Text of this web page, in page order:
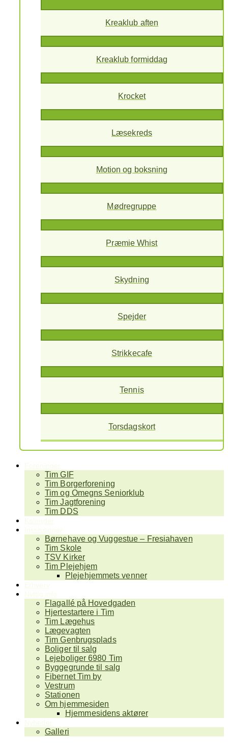
Kreaklub aften
Kreaklub formiddag
Krocket
Læsekreds
Motion og boksning
Mødregruppe
Præmie Whist
Skydning
Spejder
Strikkecafe
Tennis
Torsdagskort
Tim GIF
Tim Borgerforening
Tim og Omegns Seniorklub
Tim Jagtforening
Tim DDS
Børnehave og Vuggestue – Fresiahaven
Tim Skole
TSV Kirker
Tim Plejehjem
Plejehjemmets venner
Flagallé på Hovedgaden
Hjertestartere i Tim
Tim Lægehus
Lægevagten
Tim Genbrugsplads
Boliger til salg
Lejeboliger 6980 Tim
Byggegrunde til salg
Fibernet Tim by
Vestrum
Stationen
Om hjemmesiden
Hjemmesidens aktører
Galleri